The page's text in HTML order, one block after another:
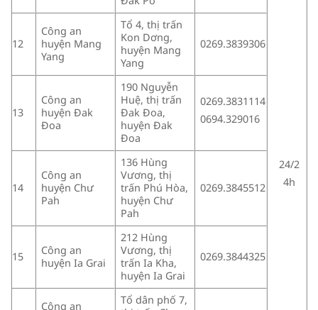
24/2
4h
12
Công an
huyện Mang
Yang
Tổ 4, thị trấn
Kon Dơng,
huyện Mang
Yang
0269.3839306
13
Công an
huyện Đak
Đoa
190 Nguyễn
Huệ, thị trấn
Đak Đoa,
huyện Đak
Đoa
0269.3831114
0694.329016
14
Công an
huyện Chư
Pah
136 Hùng
Vương, thị
trấn Phú Hòa,
huyện Chư
Pah
0269.3845512
15
Công an
huyện Ia Grai
212 Hùng
Vương, thị
trấn Ia Kha,
huyện Ia Grai
0269.3844325
Công an
Tổ dân phố 7,